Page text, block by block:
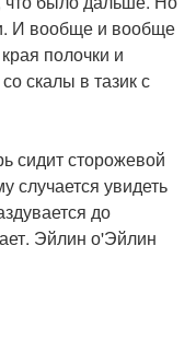
И вообще и вообще
полочки и
скалы в тазик с
сидит сторожевой
случается увидеть
до
Эйлин о'Эйлин